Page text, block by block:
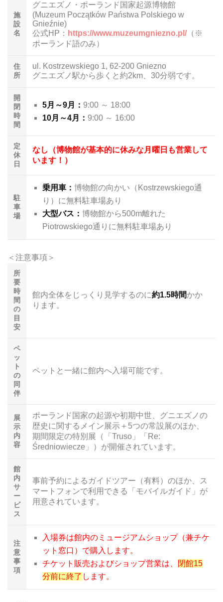
施
設
名
グニエズノ・ポーランド国家起源博物館
(Muzeum Początków Państwa Polskiego w
Gnieźnie)
公式HP： https://www.muzeumgniezno.pl/（※
ポーランド語のみ）
住
所
ul. Kostrzewskiego 1, 62-200 Gniezno
グニエズノ駅から歩くと約2km、30分弱です。
開
閉
時
間
5月～9月： 9:00 ～ 18:00
10月～4月： 9:00 ～ 16:00
定
休
日
なし（博物館が基本的に休みな月曜日も営業して
います！）
駐
車
場
乗用車： 博物館の向かい（Kostrzewskiego通
り）に無料駐車場あり
大型バス： 博物館から500m離れた
Piotrowskiego通りに無料駐車場あり
＜注意事項＞
所
要
時
間
の
目
安
館内全体をじっくり見学するのに約1.5時間かか
ります。
ペ
ッ
ト
の
同
伴
ペットと一緒に館内へ入場可能です。
展
示
内
容
ポーランド国家の起源や初期中世、グニエズノの
歴史に関するメイン展示＋5つの常設展のほか、
期間限定の特別展（「Truso」「Re:
Średniowiecze」）が開催されています。
館
内
サ
ー
ビ
ス
事前予約によるガイドツアー（有料）のほか、ス
マートフォンで利用できる「モバイルガイド」が
用意されています。
注
意
事
項
入場券は館内のミュージアムショップ（兼チケ
ット窓口）で購入します。
チケット販売およびショップ営業は、
閉館15
分前に終了 します。